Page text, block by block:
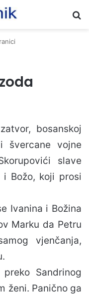
bosanskoj
švercane vojne
slave
Božo, koji prosi
Ivanina i Božina
Marku da Petru
vjenčanja,
Sandrinog
ženi. Panično ga